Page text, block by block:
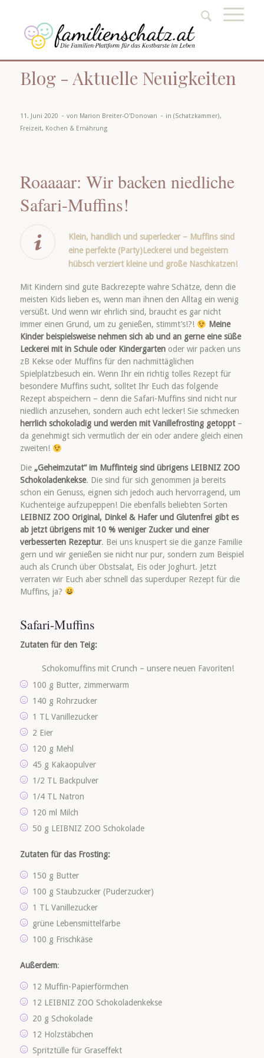
Blog - Aktuelle Neuigkeiten
11. Juni 2020 - von Marion Breiter-O'Donovan - in (Schatzkammer),
Freizeit, Kochen & Ernährung
Roaaaar: Wir backen niedliche
Safari-Muffins!
Klein, handlich und superlecker – Muffins sind
eine perfekte (Party)Leckerei und begeistern
hübsch verziert kleine und große Naschkatzen!
Mit Kindern sind gute Backrezepte wahre Schätze, denn die
meisten Kids lieben es, wenn man ihnen den Alltag ein wenig
versüßt. Und wenn wir ehrlich sind, braucht es gar nicht
immer einen Grund, um zu genießen, stimmt’s!?!
Meine
Kinder beispielsweise nehmen sich ab und an gerne eine süße
Leckerei mit in Schule oder Kindergartenoder wir packen uns
zB Kekse oder Muffins für den nachmittäglichen
Spielplatzbesuch ein. Wenn Ihr ein richtig tolles Rezept für
besondere Muffins sucht, solltet Ihr Euch das folgende
Rezept abspeichern – denn die Safari-Muffins sind nicht nur
niedlich anzusehen, sondern auch echt lecker! Sie schmecken
herrlich schokoladig und werden mit Vanillefrosting getoppt–
da genehmigt sich vermutlich der ein oder andere gleich einen
zweiten!
Die„Geheimzutat“ im Muffinteig sind übrigens LEIBNIZ ZOO
Schokoladenkekse. Die sind für sich genommen ja bereits
schon ein Genuss, eignen sich jedoch auch hervorragend, um
Kuchenteige aufzupeppen! Die ebenfalls beliebten Sorten
LEIBNIZ ZOO Original, Dinkel & Hafer und Glutenfrei gibt es
ab jetzt übrigens mit 10 % weniger Zucker und einer
verbesserten Rezeptur. Bei uns knuspert sie die ganze Familie
gern und wir genießen sie nicht nur pur, sondern zum Beispiel
auch als Crunch über Obstsalat, Eis oder Joghurt. Jetzt
verraten wir Euch aber schnell das superduper Rezept für die
Muffins, ja?
Safari-Muffins
Zutaten für den Teig:
Schokomuffins mit Crunch – unsere neuen Favoriten!
100 g Butter, zimmerwarm
140 g Rohrzucker
1 TL Vanillezucker
2 Eier
120 g Mehl
45 g Kakaopulver
1/2 TL Backpulver
1/4 TL Natron
120 ml Milch
50 g LEIBNIZ ZOO Schokolade
Zutaten für das Frosting:
150 g Butter
100 g Staubzucker (Puderzucker)
1 TL Vanillezucker
grüne Lebensmittelfarbe
100 g Frischkäse
Außerdem:
12 Muffin-Papierförmchen
12 LEIBNIZ ZOO Schokoladenkekse
20 g Schokolade
12 Holzstäbchen
Spritztülle für Graseffekt